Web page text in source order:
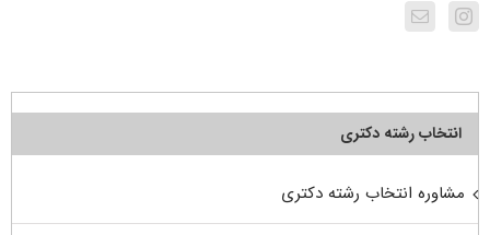
انتخاب رشته دکتری
مشاوره انتخاب رشته دکتری